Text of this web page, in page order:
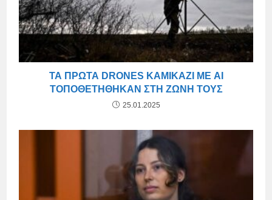
ΤΑ ΠΡΏΤΑ DRONES ΚΑΜΙΚΆΖΙ ΜΕ AI
ΤΟΠΟΘΕΤΉΘΗΚΑΝ ΣΤΗ ΖΏΝΗ ΤΟΥΣ
25.01.2025